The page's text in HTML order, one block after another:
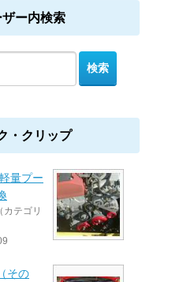
ー内検索
・クリップ
量プー
カテゴリ
その